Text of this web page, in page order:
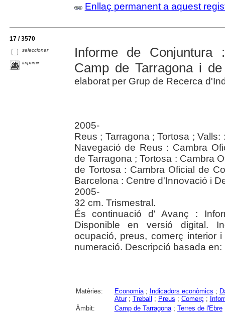
Enllaç permanent a aquest
17 / 3570
seleccionar
imprimir
Informe de
Camp de Tarragona i
elaborat per Grup de Recerca
2005-
Reus ; Tarragona ; Tortosa ;
Navegació de Reus : Cambra
de Tarragona ; Tortosa : Cambra
de Tortosa : Cambra Oficial de
Barcelona : Centre d'Innovació i
2005-
32 cm. Trismestral.
És continuació d' Avanç :
Disponible en versió digital.
ocupació, preus, comerç interior
numeració. Descripció basada
Matèries: Economia; Indicadors econòmics ;
Atur; Treball ; Preus ; Comerç ;
Àmbit:
Camp de Tarragona; Terres de l'Ebre